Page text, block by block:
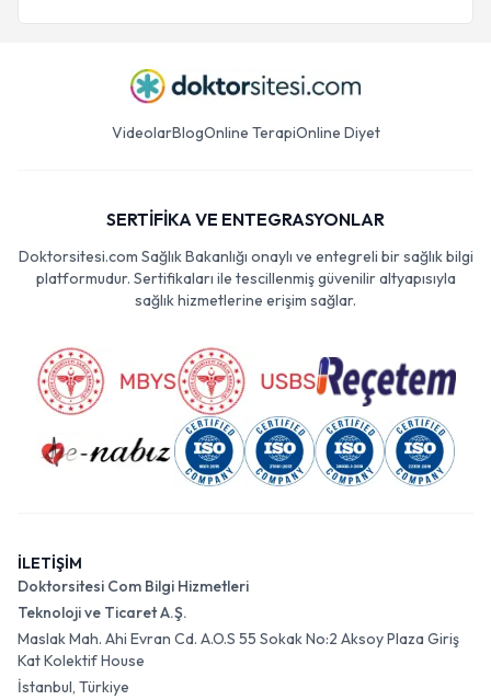
VideolarBlogOnline TerapiOnline Diyet
SERTİFİKA VE ENTEGRASYONLAR
Doktorsitesi.com Sağlık Bakanlığı onaylı ve entegreli bir sağlık bilgi
platformudur. Sertifikaları ile tescillenmiş güvenilir altyapısıyla
sağlık hizmetlerine erişim sağlar.
İLETİŞİM
Doktorsitesi Com Bilgi Hizmetleri
Teknoloji ve Ticaret A.Ş.
Maslak Mah. Ahi Evran Cd. A.O.S 55 Sokak No:2 Aksoy Plaza Giriş
Kat Kolektif House
İstanbul, Türkiye